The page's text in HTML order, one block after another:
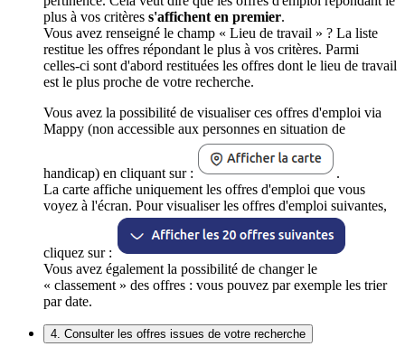
plus à vos critères s'affichent en premier.
Vous avez renseigné le champ « Lieu de travail » ? La liste
restitue les offres répondant le plus à vos critères. Parmi
celles-ci sont d'abord restituées les offres dont le lieu de travail
est le plus proche de votre recherche.
Vous avez la possibilité de visualiser ces offres d'emploi via
Mappy (non accessible aux personnes en situation de
handicap) en cliquant sur :
.
La carte affiche uniquement les offres d'emploi que vous
voyez à l'écran. Pour visualiser les offres d'emploi suivantes,
cliquez sur :
Vous avez également la possibilité de changer le
« classement » des offres : vous pouvez par exemple les trier
par date.
4. Consulter les offres issues de votre recherche